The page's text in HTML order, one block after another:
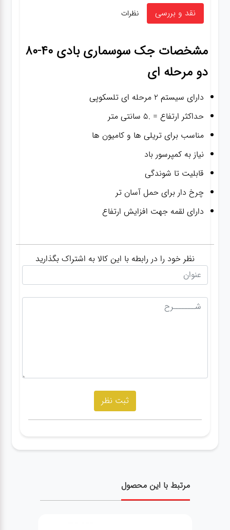
نقد و بررسی نظرات
مشخصات
جک سوسماری بادی 40-80
دو مرحله ای
دارای سیستم ۲ مرحله ای تلسکوپی
حداکثر ارتفاع = .۵ سانتی متر
مناسب برای تریلی ها و کامیون ها
نیاز به کمپرسور باد
قابلیت تا شوندگی
چرخ دار برای حمل آسان تر
دارای لقمه جهت افزایش ارتفاع
نظر خود را در رابطه با این کالا به اشتراک بگذارید
مرتبط با این محصول